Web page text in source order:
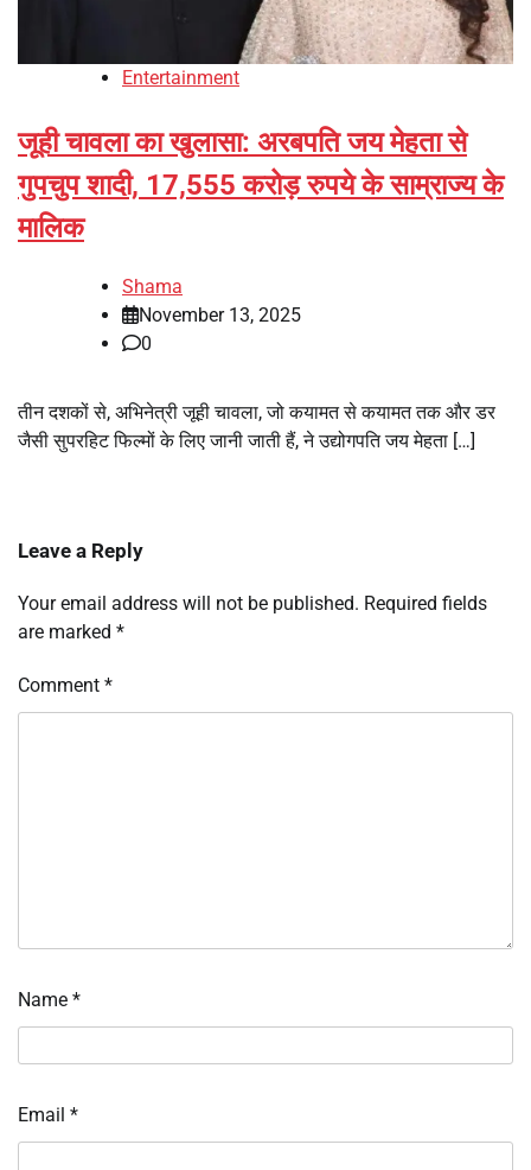
Entertainment
जूही चावला का खुलासा: अरबपति जय मेहता से
गुपचुप शादी, 17,555 करोड़ रुपये के साम्राज्य के
मालिक
Shama
November 13, 2025
0
तीन दशकों से, अभिनेत्री जूही चावला, जो कयामत से कयामत तक और डर
जैसी सुपरहिट फिल्मों के लिए जानी जाती हैं, ने उद्योगपति जय मेहता […]
Leave a Reply
Your email address will not be published. Required fields
are marked *
Comment *
Name *
Email *